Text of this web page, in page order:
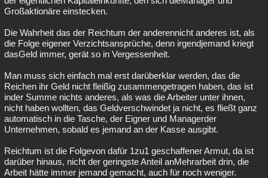
Großaktionäre einstecken.
Die Wahrheit das der Reichtum der anderennicht anderes ist, als
die Folge eigener Verzichtsansprüche, denn irgendjemand kriegt
dasGeld immer, gerät so in Vergessenheit.
Man muss sich einfach mal erst darüberklar werden, das die
Reichen ihr Geld nicht fleißig zusammengetragen haben, das ist
inder Summe nichts anderes, als was die Arbeiter unter ihnen,
nicht haben wollten, das Geldverschwindet ja nicht, es fließt ganz
automatisch in die Tasche, der Eigner und Managerder
Unternehmen, sobald es jemand an der Kasse ausgibt.
Reichtum ist die Folgevon dafür 1zu1 geschaffener Armut, da ist
darüber hinaus, nicht der geringste Anteil anMehrarbeit drin, die
Arbeit hätte immer jemand gemacht, auch für noch weniger.